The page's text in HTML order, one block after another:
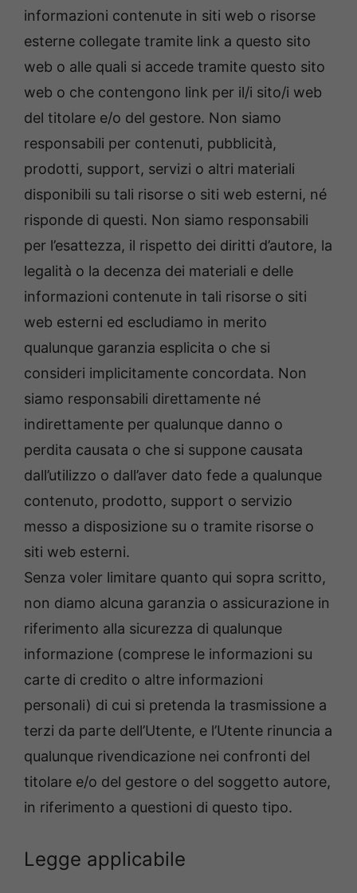
informazioni contenute in siti web o risorse
esterne collegate tramite link a questo sito
web o alle quali si accede tramite questo sito
web o che contengono link per il/i sito/i web
del titolare e/o del gestore. Non siamo
responsabili per contenuti, pubblicità,
prodotti, support, servizi o altri materiali
disponibili su tali risorse o siti web esterni, né
risponde di questi. Non siamo responsabili
per l’esattezza, il rispetto dei diritti d’autore, la
legalità o la decenza dei materiali e delle
informazioni contenute in tali risorse o siti
web esterni ed escludiamo in merito
qualunque garanzia esplicita o che si
consideri implicitamente concordata. Non
siamo responsabili direttamente né
indirettamente per qualunque danno o
perdita causata o che si suppone causata
dall’utilizzo o dall’aver dato fede a qualunque
contenuto, prodotto, support o servizio
messo a disposizione su o tramite risorse o
siti web esterni.
Senza voler limitare quanto qui sopra scritto,
non diamo alcuna garanzia o assicurazione in
riferimento alla sicurezza di qualunque
informazione (comprese le informazioni su
carte di credito o altre informazioni
personali) di cui si pretenda la trasmissione a
terzi da parte dell’Utente, e l’Utente rinuncia a
qualunque rivendicazione nei confronti del
titolare e/o del gestore o del soggetto autore,
in riferimento a questioni di questo tipo.
Legge applicabile